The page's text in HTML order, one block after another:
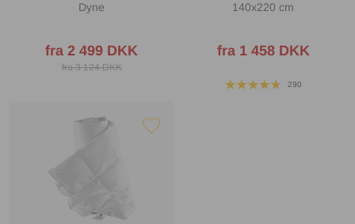
Dyne
fra 2 499 DKK
fra 3 124 DKK
140x220 cm
fra 1 458 DKK
290